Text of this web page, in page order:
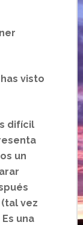
visto
difícil
un
vez
una